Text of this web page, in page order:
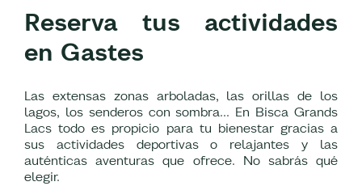
Reserva tus actividades
en Gastes
Las extensas zonas arboladas, las orillas de los
lagos, los senderos con sombra... En Bisca Grands
Lacs todo es propicio para tu bienestar gracias a
sus actividades deportivas o relajantes y las
auténticas aventuras que ofrece. No sabrás qué
elegir.